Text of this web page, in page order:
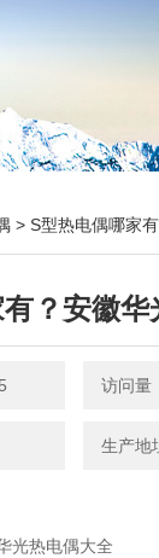
> S型热电偶哪家
？安徽
访问量
光热电偶大全